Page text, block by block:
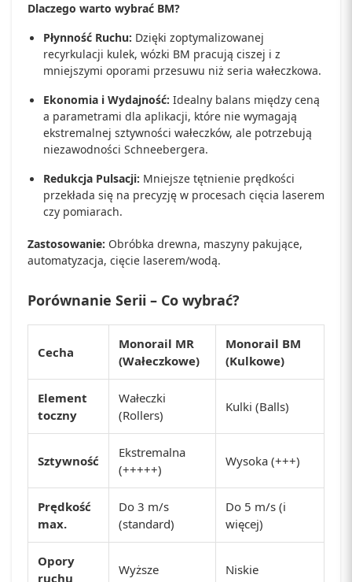
Dlaczego warto wybrać BM?
Płynność Ruchu: Dzięki zoptymalizowanej
recyrkulacji kulek, wózki BM pracują ciszej i z
mniejszymi oporami przesuwu niż seria wałeczkowa.
Ekonomia i Wydajność: Idealny balans między ceną
a parametrami dla aplikacji, które nie wymagają
ekstremalnej sztywności wałeczków, ale potrzebują
niezawodności Schneebergera.
Redukcja Pulsacji: Mniejsze tętnienie prędkości
przekłada się na precyzję w procesach cięcia laserem
czy pomiarach.
Zastosowanie: Obróbka drewna, maszyny pakujące,
automatyzacja, cięcie laserem/wodą.
Porównanie Serii – Co wybrać?
Cecha
Monorail MR
(Wałeczkowe)
Monorail BM
(Kulkowe)
Element
toczny
Wałeczki
(Rollers)
Kulki (Balls)
Sztywność
Ekstremalna
(+++++)
Wysoka (+++)
Prędkość
max.
Do 3 m/s
(standard)
Do 5 m/s (i
więcej)
Opory
ruchu
Wyższe Niskie